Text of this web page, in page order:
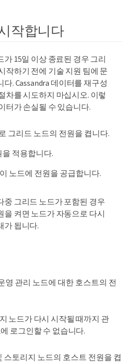
작합니다
가 15일 이상 종료된 경우 그리
작하기 전에 기술 지원 팀에 문
다. Cassandra 데이터를 재구성
차를 시도하지 마십시오. 이렇
터가 손실될 수 있습니다.
그리드 노드의 전원을 켭니다.
적용합니다.
노드에 전원을 공급합니다.
중 그리드 노드가 포함된 경우
을 켜면 노드가 자동으로 다시
가 됩니다.
영 관리 노드에 대한 호스트의 전
노드가 다시 시작될 때까지 관
로그인할 수 없습니다.
스토리지 노드의 호스트 전원을 켭